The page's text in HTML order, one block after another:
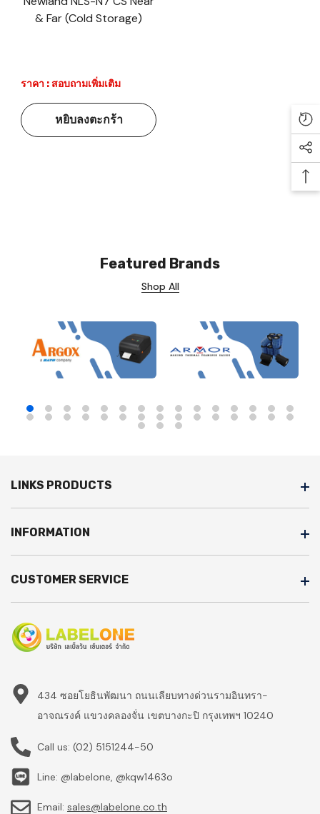
& Far (Cold Storage)
ราคา : สอบถามเพิ่มเติม
หยิบลงตะกร้า
Featured Brands
Shop All
LINKS PRODUCTS
INFORMATION
CUSTOMER SERVICE
434 ซอยโยธินพัฒนา ถนนเลียบทางด่วนรามอินทรา-
อาจณรงค์ แขวงคลองจั่น เขตบางกะปิ กรุงเทพฯ 10240
Call us: (02) 5151244-50
Line: @labelone, @kqw1463o
Email: sales@labelone.co.th